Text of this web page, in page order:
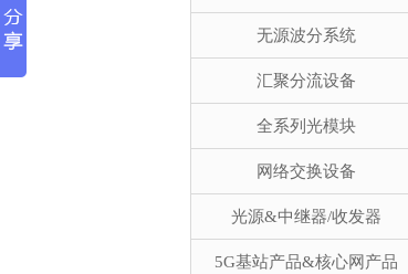
无源波分系统
汇聚分流设备
全系列光模块
网络交换设备
光源&中继器/收发器
5G基站产品&核心网产品